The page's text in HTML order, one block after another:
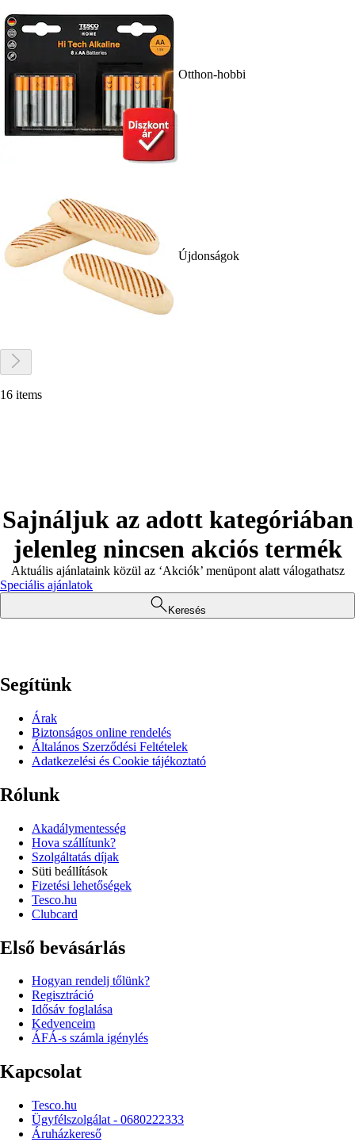
Otthon-hobbi
Újdonságok
16 items
Sajnáljuk az adott kategóriában
jelenleg nincsen akciós termék
Aktuális ajánlataink közül az ‘Akciók’ menüpont alatt válogathatsz
Speciális ajánlatok
Keresés
Segítünk
Árak
Biztonságos online rendelés
Általános Szerződési Feltételek
Adatkezelési és Cookie tájékoztató
Rólunk
Akadálymentesség
Hova szállítunk?
Szolgáltatás díjak
Süti beállítások
Fizetési lehetőségek
Tesco.hu
Clubcard
Első bevásárlás
Hogyan rendelj tőlünk?
Regisztráció
Idősáv foglalása
Kedvenceim
ÁFÁ-s számla igénylés
Kapcsolat
Tesco.hu
Ügyfélszolgálat - 0680222333
Áruházkereső